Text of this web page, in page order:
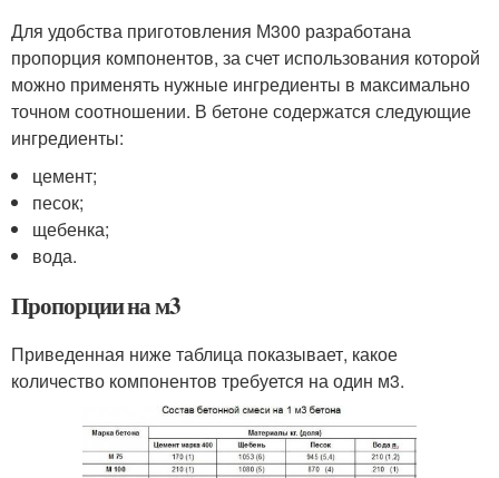
Для удобства приготовления М300 разработана
пропорция компонентов, за счет использования которой
можно применять нужные ингредиенты в максимально
точном соотношении. В бетоне содержатся следующие
ингредиенты:
цемент;
песок;
щебенка;
вода.
Пропорции на м3
Приведенная ниже таблица показывает, какое
количество компонентов требуется на один м3.